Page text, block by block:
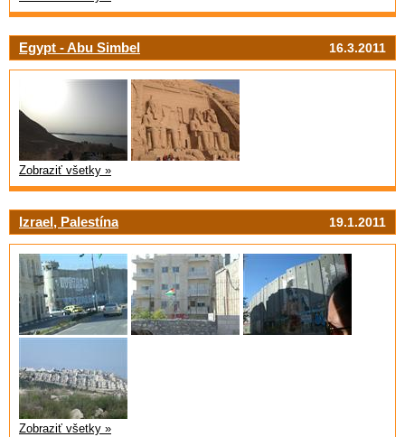
Egypt - Abu Simbel 16.3.2011
Zobraziť všetky »
Izrael, Palestína 19.1.2011
Zobraziť všetky »